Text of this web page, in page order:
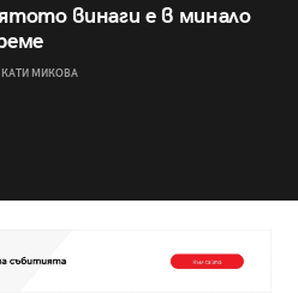
винаги е в минало
КАТИ МИКОВА